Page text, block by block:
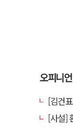
오피니
[김건표의 연극
[사설]